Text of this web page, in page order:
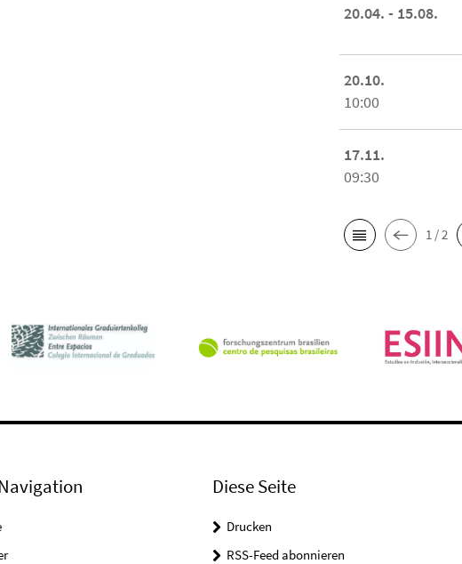
20.04. - 15.08.
20.10.
10:00
17.11.
09:30
1 / 2
Diese Seite
Drucken
RSS-Feed abonnieren